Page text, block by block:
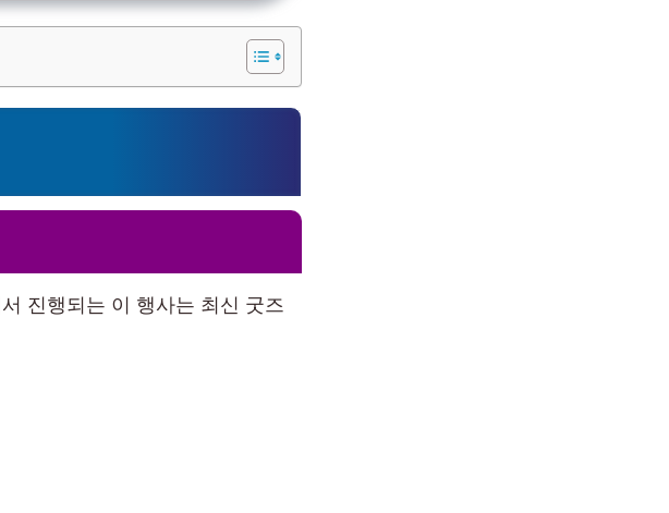
진행되는 이 행사는 최신 굿즈